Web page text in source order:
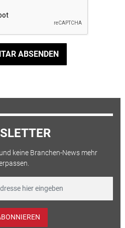
ABSENDEN
keine Branchen-News mehr